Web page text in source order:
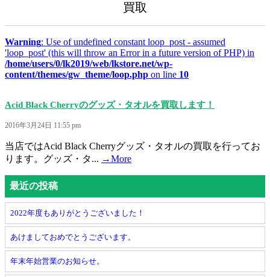
買取
Warning: Use of undefined constant loop_post - assumed
'loop_post' (this will throw an Error in a future version of PHP) in
/home/users/0/lk2019/web/lkstore.net/wp-
content/themes/gw_theme/loop.php on line 10
Acid Black Cherryのグッズ・タオルを買取します！
2016年3月24日 11:55 pm
当店ではAcid Black Cherryグッズ・タオルの買取を行ってお
ります。グッズ・タ... →More
最近の投稿
2022年度もありがとうございました！
あけましておめでとうございます。
年末年始営業のお知らせ。